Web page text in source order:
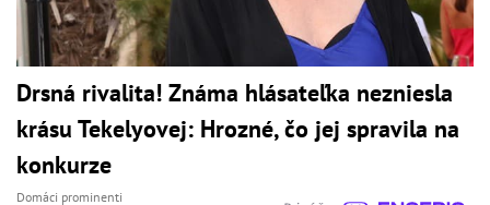
Drsná rivalita! Známa hlásateľka nezniesla
krásu Tekelyovej: Hrozné, čo jej spravila na
konkurze
Domáci prominenti